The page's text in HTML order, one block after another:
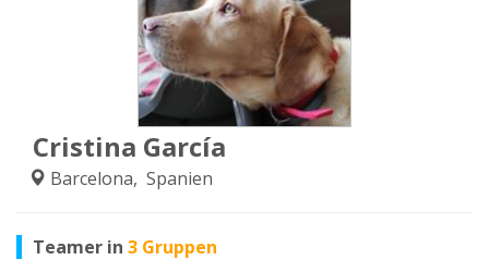
Cristina García
Barcelona, Spanien
Teamer in 3 Gruppen